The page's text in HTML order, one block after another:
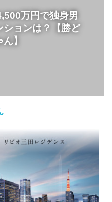
万円で独身男
ションは？【勝ど
】